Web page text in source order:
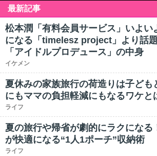
最新記事
松本潤「有料会員サービス」いよい
になる「timelesz project」より話
「アイドルプロデュース」の中身
イケメン
夏休みの家族旅行の荷造りは子ども
にもママの負担軽減にもなるワケと
ライフ
夏の旅行や帰省が劇的にラクになる
が快適になる“1人1ポーチ”収納術
ライフ